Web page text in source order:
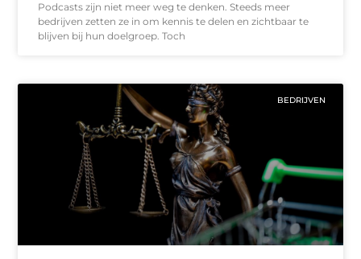
Podcasts zijn niet meer weg te denken. Steeds meer
bedrijven zetten ze in om kennis te delen en zichtbaar te
blijven bij hun doelgroep. Toch
BEDRIJVEN